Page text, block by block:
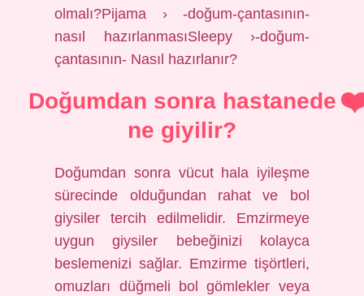
olmalı?Pijama › -doğum-çantasının-
nasıl hazırlanmasıSleepy ›-doğum-
çantasının- Nasıl hazırlanır?
Doğumdan sonra hastanede
ne giyilir?
Doğumdan sonra vücut hala iyileşme
sürecinde olduğundan rahat ve bol
giysiler tercih edilmelidir. Emzirmeye
uygun giysiler bebeğinizi kolayca
beslemenizi sağlar. Emzirme tişörtleri,
omuzları düğmeli bol gömlekler veya